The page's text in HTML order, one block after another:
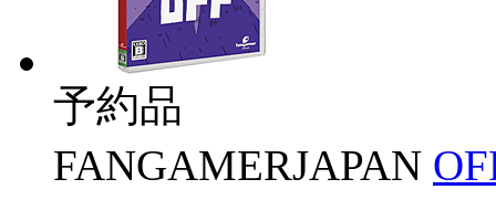
予約品
FANGAMERJAPAN